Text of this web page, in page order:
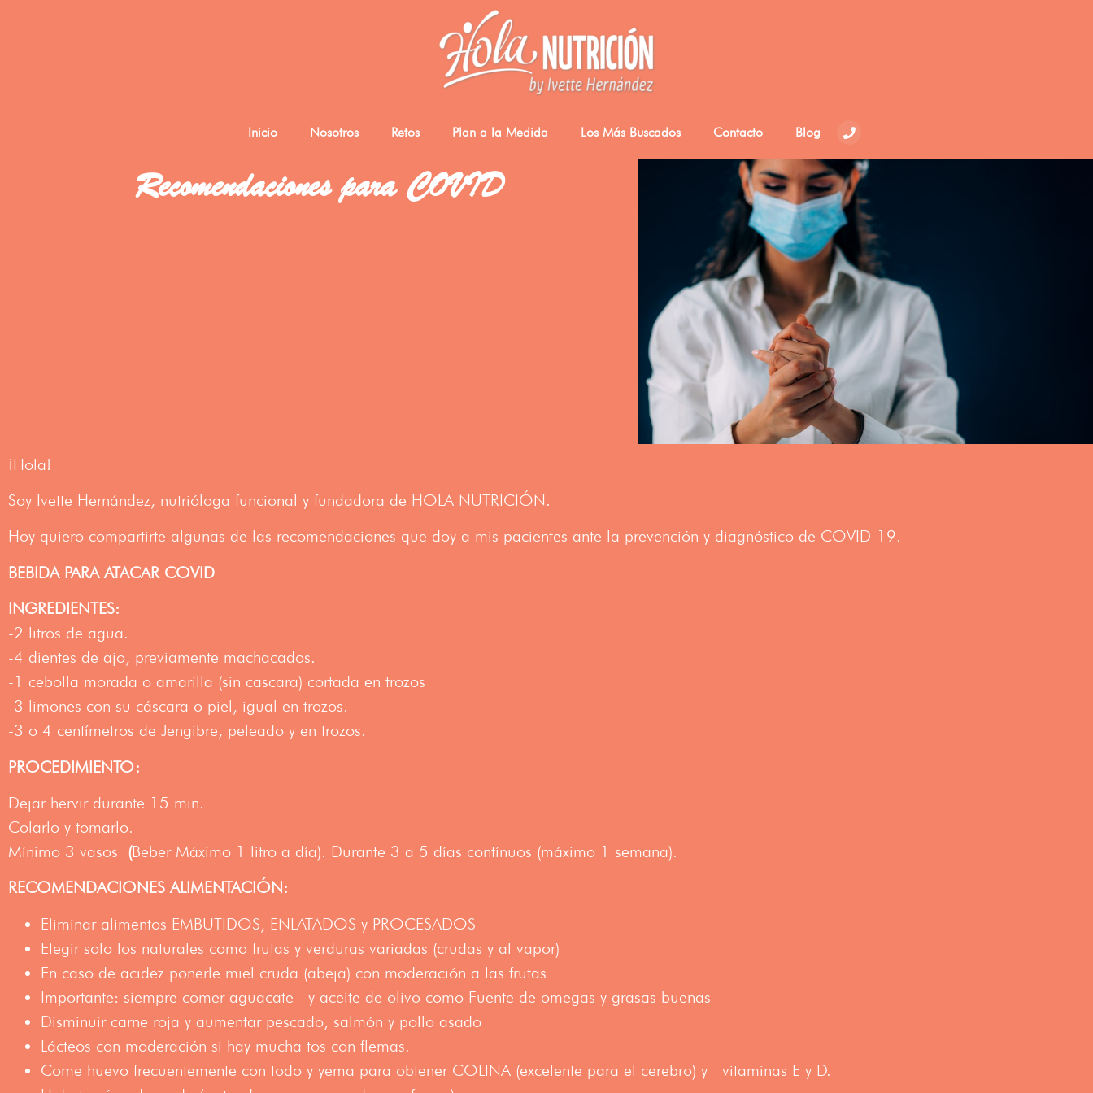
Inicio Nosotros Retos Plan a la Medida Los Más Buscados Contacto Blog
Recomendaciones para COVID
¡Hola!
Soy Ivette Hernández, nutrióloga funcional y fundadora de HOLA NUTRICIÓN.
Hoy quiero compartirte algunas de las recomendaciones que doy a mis pacientes ante la prevención y diagnóstico de COVID-19.
BEBIDA PARA ATACAR COVID
INGREDIENTES:
-2 litros de agua.
-4 dientes de ajo, previamente machacados.
-1 cebolla morada o amarilla (sin cascara) cortada en trozos
-3 limones con su cáscara o piel, igual en trozos.
-3 o 4 centímetros de Jengibre, peleado y en trozos.
PROCEDIMIENTO:
Dejar hervir durante 15 min.
Colarlo y tomarlo.
Mínimo 3 vasos (Beber Máximo 1 litro a día). Durante 3 a 5 días contínuos (máximo 1 semana).
RECOMENDACIONES ALIMENTACIÓN:
Eliminar alimentos EMBUTIDOS, ENLATADOS y PROCESADOS
Elegir solo los naturales como frutas y verduras variadas (crudas y al vapor)
En caso de acidez ponerle miel cruda (abeja) con moderación a las frutas
Importante: siempre comer aguacate y aceite de olivo como Fuente de omegas y grasas buenas
Disminuir carne roja y aumentar pescado, salmón y pollo asado
Lácteos con moderación si hay mucha tos con flemas.
Come huevo frecuentemente con todo y yema para obtener COLINA (excelente para el cerebro) y vitaminas E y D.